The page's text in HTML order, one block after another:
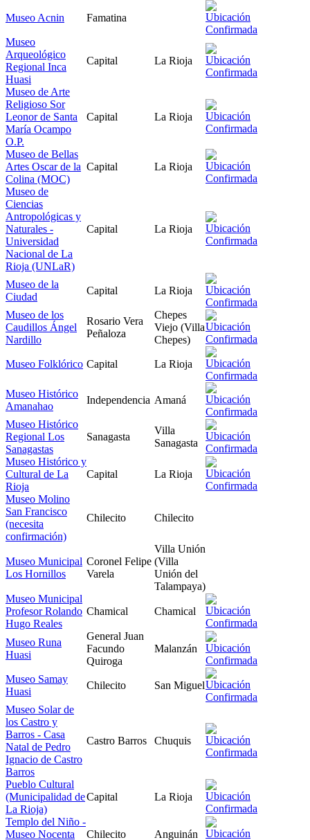
Museo Acnin Famatina
Museo
Arqueológico
Regional Inca
Huasi
Capital La Rioja
Museo de Arte
Religioso Sor
Leonor de Santa
María Ocampo
O.P.
Capital La Rioja
Museo de Bellas
Artes Oscar de la
Colina (MOC)
Capital La Rioja
Museo de
Ciencias
Antropológicas y
Naturales -
Universidad
Nacional de La
Rioja (UNLaR)
Capital La Rioja
Museo de la
Ciudad
Capital La Rioja
Museo de los
Caudillos Ángel
Nardillo
Rosario Vera
Peñaloza
Chepes
Viejo (Villa
Chepes)
Museo Folklórico Capital La Rioja
Museo Histórico
Amanahao
Independencia Amaná
Museo Histórico
Regional Los
Sanagastas
Sanagasta
Villa
Sanagasta
Museo Histórico y
Cultural de La
Rioja
Capital La Rioja
Museo Molino
San Francisco
(necesita
confirmación)
Chilecito Chilecito
Museo Municipal
Los Hornillos
Coronel Felipe
Varela
Villa Unión
(Villa
Unión del
Talampaya)
Museo Municipal
Profesor Rolando
Hugo Reales
Chamical Chamical
Museo Runa
Huasi
General Juan
Facundo
Quiroga
Malanzán
Museo Samay
Huasi
Chilecito San Miguel
Museo Solar de
los Castro y
Barros - Casa
Natal de Pedro
Ignacio de Castro
Barros
Castro Barros Chuquis
Pueblo Cultural
(Municipalidad de
La Rioja)
Capital La Rioja
Templo del Niño -
Museo Nocenta
Chilecito Anguinán